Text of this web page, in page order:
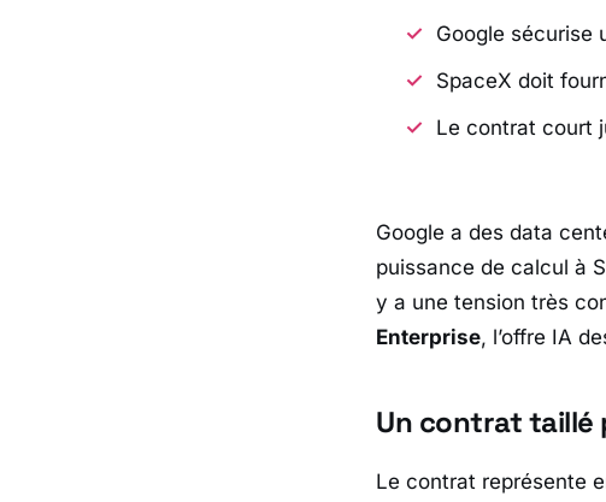
Google sécurise
SpaceX doit
Le contrat court
Google a des data
puissance de calcul à
y a une tension très
Enterprise, l’offre IA
Un contrat taillé
Le contrat représente